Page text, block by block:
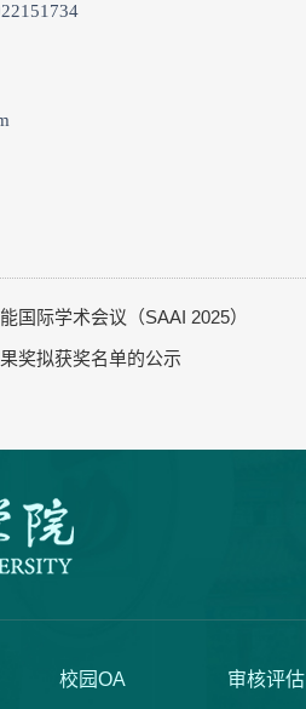
国际学术会议（SAAI 2025）
奖拟获奖名单的公示
校园OA 审核评估